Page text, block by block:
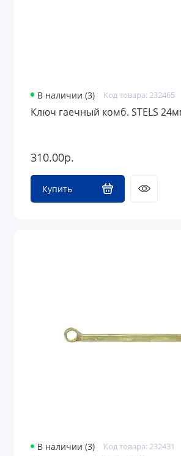
В наличии (3) Код товара: 232465
Ключ гаечный комб. STELS
310.00р.
Купить
В наличии (3) Код товара: 232431